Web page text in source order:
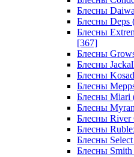
Блесны
Блесны Deps
Блесны
[367]
Блесны
Блесны
Блесны
Блесны
Блесны
Блесны
Блесны
Блесны
Блесны
Блесны